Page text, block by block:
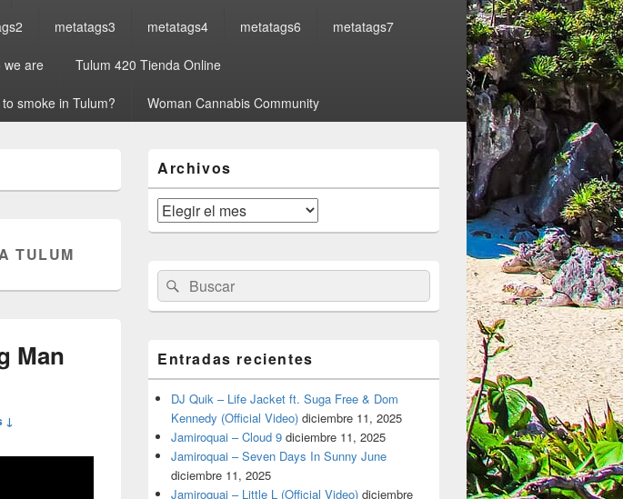
metatags3 metatags4 metatags6 metatags7
we are Tulum 420 Tienda Online
smoke in Tulum? Woman Cannabis Community
TULUM
Man
↓
área
de
widget
barra
lateral
Archivos
Archivos
Buscar
por:
Buscar
Entradas recientes
DJ Quik – Life Jacket ft. Suga Free & Dom
Kennedy (Official Video) diciembre 11, 2025
Jamiroquai – Cloud 9 diciembre 11, 2025
Jamiroquai – Seven Days In Sunny June
diciembre 11, 2025
Jamiroquai – Little L (Official Video) diciembre